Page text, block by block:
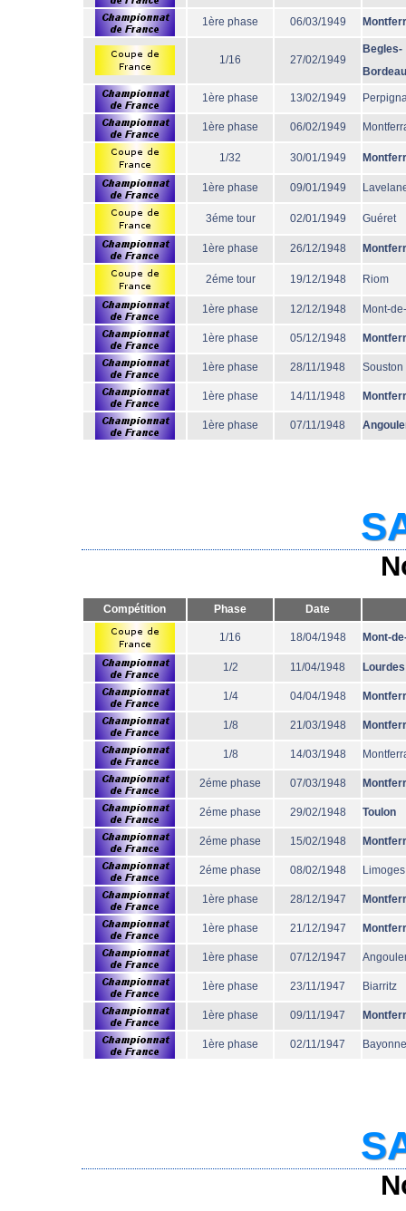
1ère phase 06/03/1949
1/16 27/02/1949
Begles-
1ère phase 13/02/1949
1ère phase 06/02/1949
1/32 30/01/1949
1ère phase 09/01/1949
3éme tour 02/01/1949 Guéret
1ère phase 26/12/1948
2éme tour 19/12/1948 Riom
1ère phase 12/12/1948 Mont-
1ère phase 05/12/1948
1ère phase 28/11/1948 Souston
1ère phase 14/11/1948
1ère phase 07/11/1948
Compétition Phase Date
1/16 18/04/1948 Mont-
1/2 11/04/1948 Lourdes
1/4 04/04/1948
1/8 21/03/1948
1/8 14/03/1948
2éme phase 07/03/1948
2éme phase 29/02/1948 Toulon
2éme phase 15/02/1948
2éme phase 08/02/1948 Limoges
1ère phase 28/12/1947
1ère phase 21/12/1947
1ère phase 07/12/1947
1ère phase 23/11/1947 Biarritz
1ère phase 09/11/1947
1ère phase 02/11/1947 Bayonne